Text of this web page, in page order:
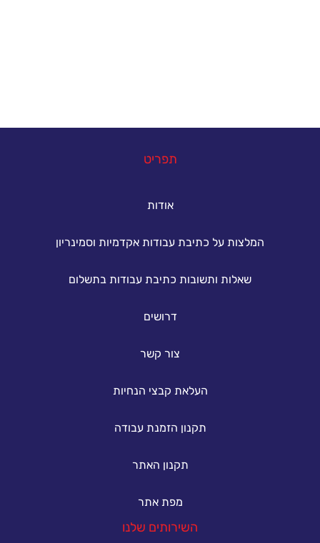
תפריט
אודות
המלצות על כתיבת עבודות אקדמיות וסמינריון
שאלות ותשובות כתיבת עבודות בתשלום
דרושים
צור קשר
העלאת קבצי הנחיות
תקנון הזמנת עבודה
תקנון האתר
מפת אתר
השירותים שלנו